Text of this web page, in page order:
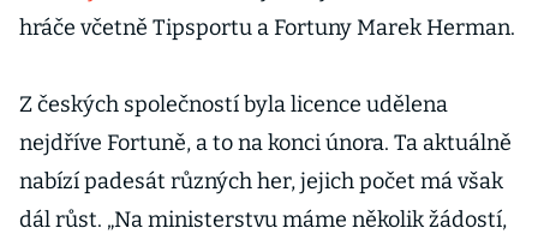
hráče včetně Tipsportu a Fortuny Marek Herman.
Z českých společností byla licence udělena
nejdříve Fortuně, a to na konci února. Ta aktuálně
nabízí padesát různých her, jejich počet má však
dál růst. „Na ministerstvu máme několik žádostí,